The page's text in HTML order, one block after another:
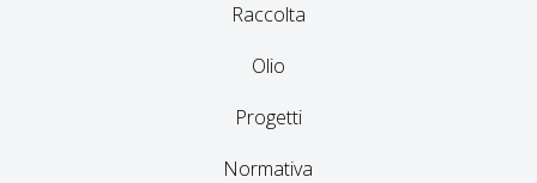
Raccolta
Olio
Progetti
Normativa